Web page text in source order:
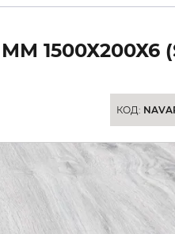
ММ
КОД: